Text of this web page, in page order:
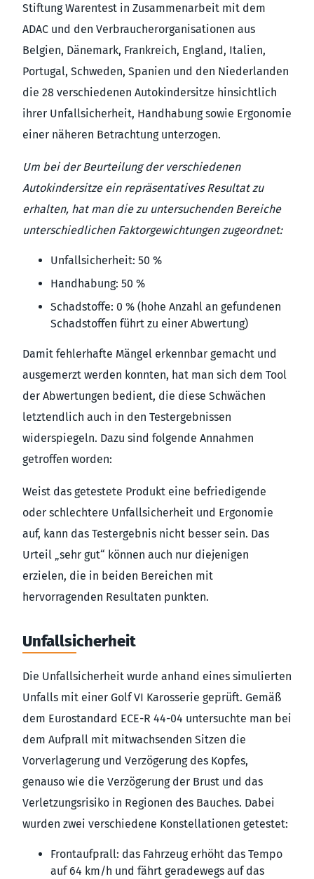
Stiftung Warentest in Zusammenarbeit mit dem
ADAC und den Verbraucherorganisationen aus
Belgien, Dänemark, Frankreich, England, Italien,
Portugal, Schweden, Spanien und den Niederlanden
die 28 verschiedenen Autokindersitze hinsichtlich
ihrer Unfallsicherheit, Handhabung sowie Ergonomie
einer näheren Betrachtung unterzogen.
Um bei der Beurteilung der verschiedenen
Autokindersitze ein repräsentatives Resultat zu
erhalten, hat man die zu untersuchenden Bereiche
unterschiedlichen Faktorgewichtungen zugeordnet:
Unfallsicherheit: 50 %
Handhabung: 50 %
Schadstoffe: 0 % (hohe Anzahl an gefundenen
Schadstoffen führt zu einer Abwertung)
Damit fehlerhafte Mängel erkennbar gemacht und
ausgemerzt werden konnten, hat man sich dem Tool
der Abwertungen bedient, die diese Schwächen
letztendlich auch in den Testergebnissen
widerspiegeln. Dazu sind folgende Annahmen
getroffen worden:
Weist das getestete Produkt eine befriedigende
oder schlechtere Unfallsicherheit und Ergonomie
auf, kann das Testergebnis nicht besser sein. Das
Urteil „sehr gut“ können auch nur diejenigen
erzielen, die in beiden Bereichen mit
hervorragenden Resultaten punkten.
Unfallsicherheit
Die Unfallsicherheit wurde anhand eines simulierten
Unfalls mit einer Golf VI Karosserie geprüft. Gemäß
dem Eurostandard ECE-R 44-04 untersuchte man bei
dem Aufprall mit mitwachsenden Sitzen die
Vorverlagerung und Verzögerung des Kopfes,
genauso wie die Verzögerung der Brust und das
Verletzungsrisiko in Regionen des Bauches. Dabei
wurden zwei verschiedene Konstellationen getestet:
Frontaufprall: das Fahrzeug erhöht das Tempo
auf 64 km/h und fährt geradewegs auf das